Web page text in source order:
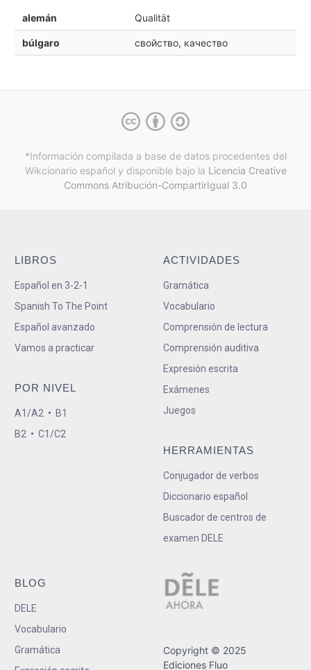
alemán Qualität
búlgaro свойство, качество
*Información compilada a base de datos procedentes del
Wikcionario español y disponible bajo la Licencia Creative
Commons Atribución-CompartirIgual 3.0
LIBROS
Español en 3-2-1
Spanish To The Point
Español avanzado
Vamos a practicar
POR NIVEL
A1/A2 • B1
B2 • C1/C2
ACTIVIDADES
Gramática
Vocabulario
Comprensión de lectura
Comprensión auditiva
Expresión escrita
Exámenes
Juegos
HERRAMIENTAS
Conjugador de verbos
Diccionario español
Buscador de centros de
examen DELE
BLOG
DELE
Vocabulario
Gramática
Copyright © 2025
Ediciones Fluo